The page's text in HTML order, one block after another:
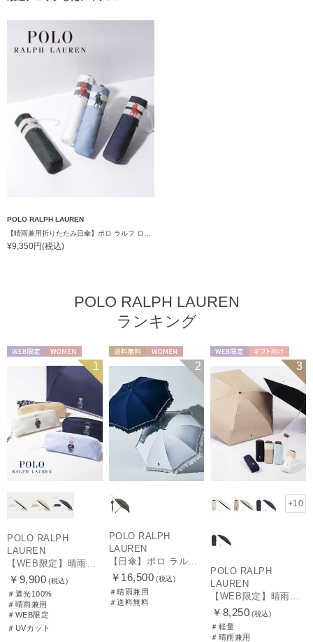
POLO RALPH LAUREN
¥9,350円(税込)
POLO RALPH LAUREN
ランキング
1
POLO RALPH
LAUREN
￥9,900 (税込)
＃遮光100%
＃晴雨兼用
＃WEB限定
＃UVカット
2
POLO RALPH
LAUREN
￥16,500 (税込)
＃晴雨兼用
＃送料無料
ギフト向け
UNISEX
3
+10
POLO RALPH
LAUREN
￥8,250 (税込)
＃軽量
＃晴雨兼用